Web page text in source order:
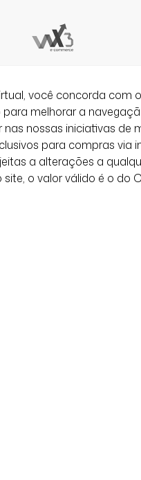
Mais Avaliações
você concorda com
melhorar a
nossas iniciativas de
para compras via
a alterações a
o valor válido é o do